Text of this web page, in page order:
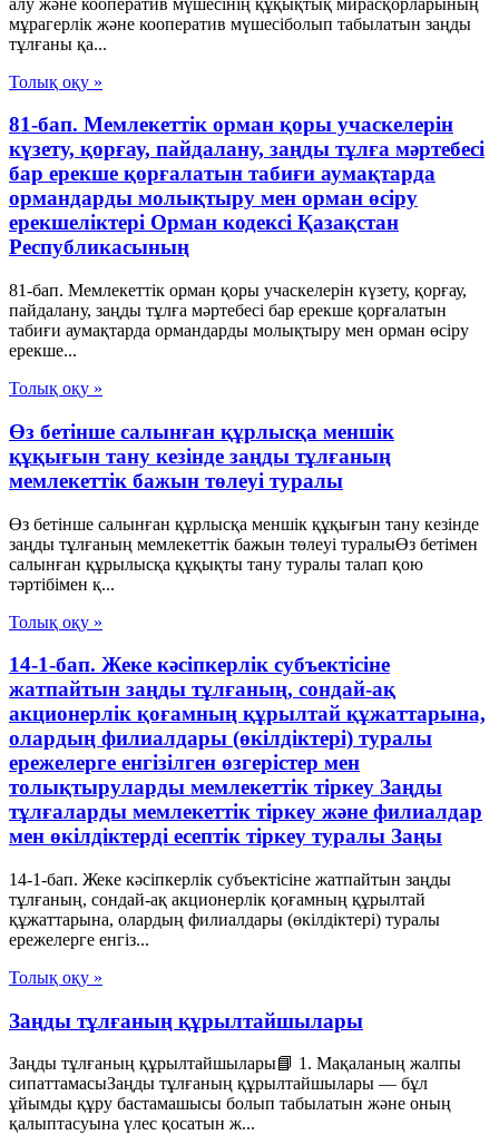
мұрагерлік және кооператив мүшесiболып табылатын заңды
тұлғаны қа...
Толық оқу »
81-бап. Мемлекеттiк орман қоры учаскелерiн
күзету, қорғау, пайдалану, заңды тұлға мәртебесi
бар ерекше қорғалатын табиғи аумақтарда
ормандарды молықтыру мен орман өсiру
ерекшелiктерi Орман кодексі Қазақстан
Республикасының
81-бап. Мемлекеттiк орман қоры учаскелерiн күзету, қорғау,
пайдалану, заңды тұлға мәртебесi бар ерекше қорғалатын
табиғи аумақтарда ормандарды молықтыру мен орман өсiру
ерекше...
Толық оқу »
Өз бетінше салынған құрлысқа меншік
құқығын тану кезінде заңды тұлғаның
мемлекеттік бажын төлеуі туралы
Өз бетінше салынған құрлысқа меншік құқығын тану кезінде
заңды тұлғаның мемлекеттік бажын төлеуі туралыӨз бетiмен
салынған құрылысқа құқықты тану туралы талап қою
тәртiбiмен қ...
Толық оқу »
14-1-бап. Жеке кәсіпкерлік субъектісіне
жатпайтын заңды тұлғаның, сондай-ақ
акционерлік қоғамның құрылтай құжаттарына,
олардың филиалдары (өкілдіктері) туралы
ережелерге енгізілген өзгерістер мен
толықтыруларды мемлекеттік тіркеу Заңды
тұлғаларды мемлекеттік тіркеу және филиалдар
мен өкілдіктерді есептік тіркеу туралы Заңы
14-1-бап. Жеке кәсіпкерлік субъектісіне жатпайтын заңды
тұлғаның, сондай-ақ акционерлік қоғамның құрылтай
құжаттарына, олардың филиалдары (өкілдіктері) туралы
ережелерге енгіз...
Толық оқу »
Заңды тұлғаның құрылтайшылары
Заңды тұлғаның құрылтайшылары📘 1. Мақаланың жалпы
сипаттамасыЗаңды тұлғаның құрылтайшылары — бұл
ұйымды құру бастамашысы болып табылатын және оның
қалыптасуына үлес қосатын ж...